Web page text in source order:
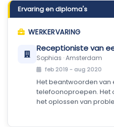
Ervaring en diploma's
WERKERVARING
Receptioniste van
Sophias · Amsterdam
feb 2019 - aug 2020
Het beantwoorden van
telefoonoproepen. Het
het oplossen van